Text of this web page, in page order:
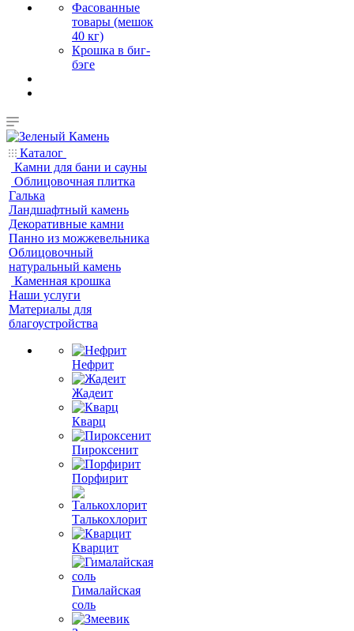
Фасованные
товары (мешок
40 кг)
Крошка в биг-
бэге
Каталог
Камни для бани и сауны
Облицовочная плитка
Галька
Ландшафтный камень
Декоративные камни
Панно из можжевельника
Облицовочный
натуральный камень
Каменная крошка
Наши услуги
Материалы для
благоустройства
Нефрит
Жадеит
Кварц
Пироксенит
Порфирит
Талькохлорит
Кварцит
Гималайская
соль